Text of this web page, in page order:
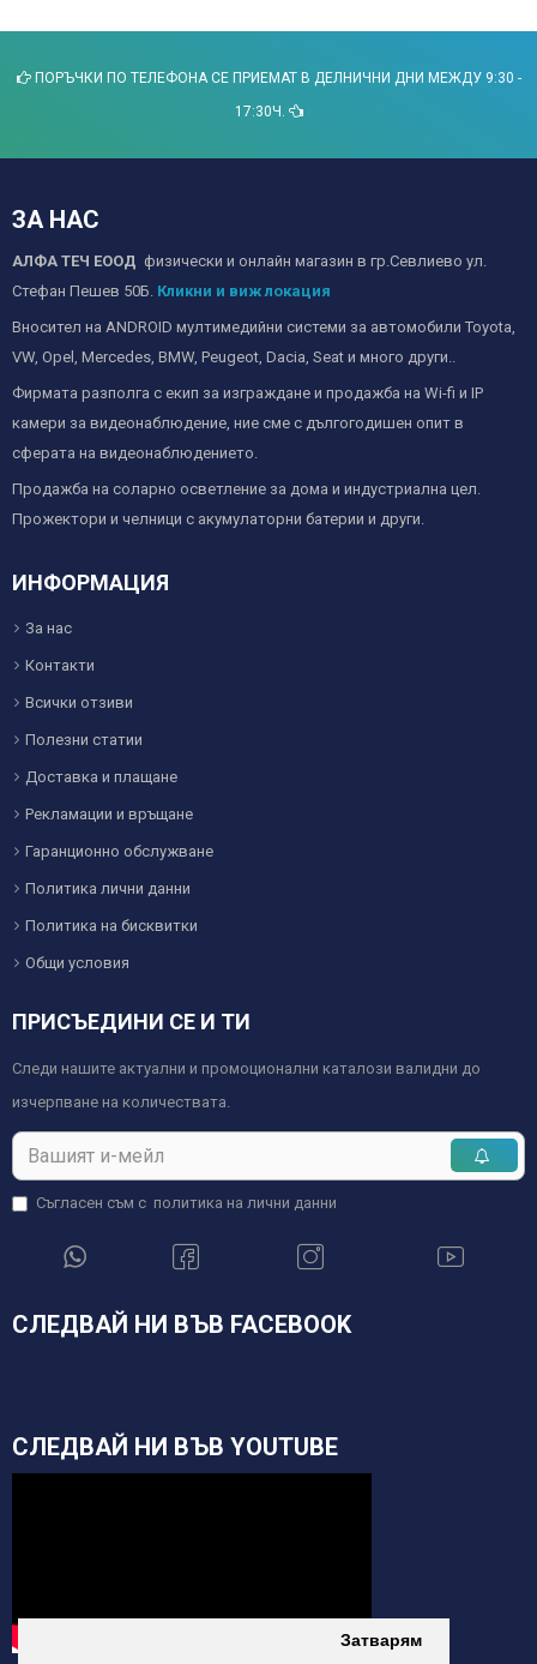
Затварям
ПОРЪЧКИ ПО ТЕЛЕФОНА СЕ ПРИЕМАТ В ДЕЛНИЧНИ ДНИ МЕЖДУ 9:30 -
17:30Ч.
ЗА НАС
АЛФА ТЕЧ ЕООД физически и онлайн магазин в гр.Севлиево ул.
Стефан Пешев 50Б. Кликни и виж локация
Вносител на ANDROID мултимедийни системи за автомобили Toyota,
VW, Opel, Mercedes, BMW, Peugeot, Dacia, Seat и много други..
Фирмата разполга с екип за изграждане и продажба на Wi-fi и IP
камери за видеонаблюдение, ние сме с дългогодишен опит в
сферата на видеонаблюдението.
Продажба на соларно осветление за дома и индустриална цел.
Прожектори и челници с акумулаторни батерии и други.
ИНФОРМАЦИЯ
За нас
Контакти
Всички отзиви
Полезни статии
Доставка и плащане
Рекламации и връщане
Гаранционно обслужване
Политика лични данни
Политика на бисквитки
Общи условия
ПРИСЪЕДИНИ СЕ И ТИ
Следи нашите актуални и промоционални каталози валидни до
изчерпване на количествата.
Съгласен съм с политика на лични данни
СЛЕДВАЙ НИ ВЪВ FACEBOOK
СЛЕДВАЙ НИ ВЪВ YOUTUBE